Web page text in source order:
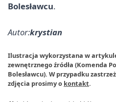
Bolesławcu.
Autor:krystian
Ilustracja wykorzystana w
zewnętrznego źródła (Komenda
Bolesławcu). W przypadku
zdjęcia prosimy o kontakt.